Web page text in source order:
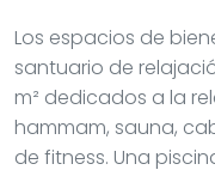
Los espacios de
santuario de
m² dedicados a la
hammam, sauna,
de fitness. Una